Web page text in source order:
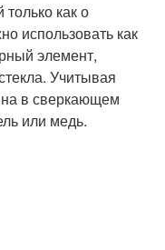
как о
использовать как
элемент,
Учитывая
в сверкающем
или медь.